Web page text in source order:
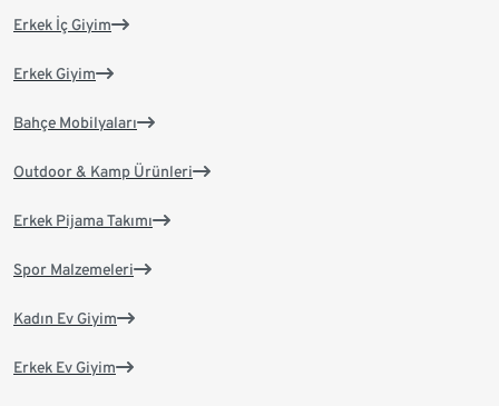
Erkek İç Giyim
Erkek Giyim
Bahçe Mobilyaları
Outdoor & Kamp Ürünleri
Erkek Pijama Takımı
Spor Malzemeleri
Kadın Ev Giyim
Erkek Ev Giyim